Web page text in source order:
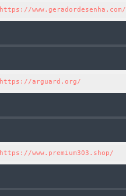
https://www.geradordesenha.com/
https://arguard.org/
https://www.premium303.shop/